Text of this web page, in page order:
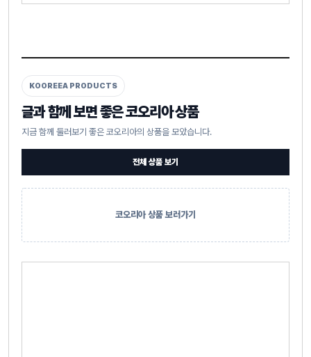
KOOREEA PRODUCTS
글과 함께 보면 좋은 코오리아 상품
지금 함께 둘러보기 좋은 코오리아의 상품을 모았습니다.
전체 상품 보기
코오리아 상품 보러가기